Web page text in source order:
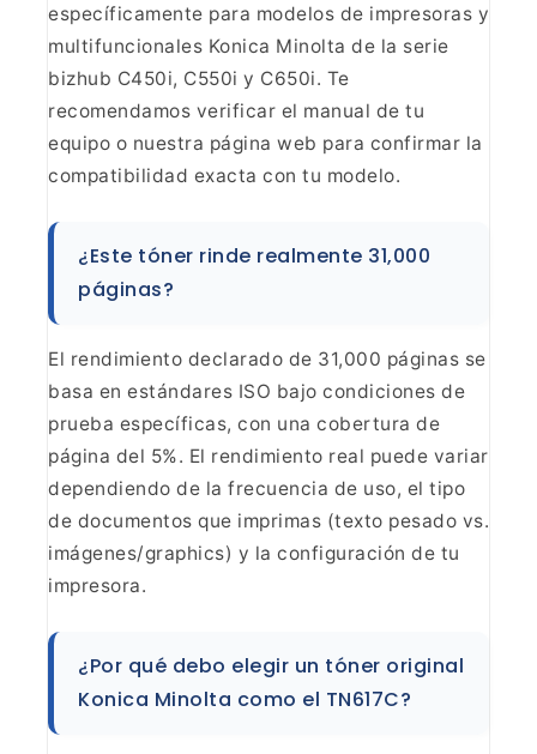
específicamente para modelos de impresoras y
multifuncionales Konica Minolta de la serie
bizhub C450i, C550i y C650i. Te
recomendamos verificar el manual de tu
equipo o nuestra página web para confirmar la
compatibilidad exacta con tu modelo.
¿Este tóner rinde realmente 31,000
páginas?
El rendimiento declarado de 31,000 páginas se
basa en estándares ISO bajo condiciones de
prueba específicas, con una cobertura de
página del 5%. El rendimiento real puede variar
dependiendo de la frecuencia de uso, el tipo
de documentos que imprimas (texto pesado vs.
imágenes/graphics) y la configuración de tu
impresora.
¿Por qué debo elegir un tóner original
Konica Minolta como el TN617C?